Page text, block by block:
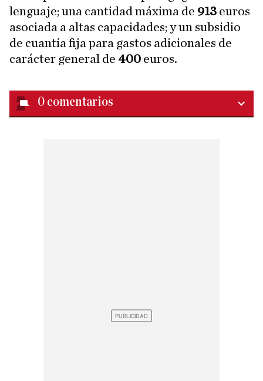
lenguaje; una cantidad máxima de 913 euros
asociada a altas capacidades; y un subsidio
de cuantía fija para gastos adicionales de
carácter general de 400 euros.
0 comentarios